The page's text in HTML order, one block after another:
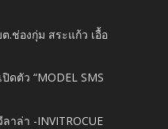
.ช่องกุ่ม สระแก้ว เอื้อ
ดตัว “MODEL SMS
าล่า -INVITROCUE